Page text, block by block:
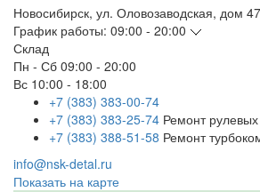
Новосибирск, ул. Оловозаводская, дом
График работы: 09:00 - 20:00
Склад
Пн - Сб 09:00 - 20:00
Вс 10:00 - 18:00
+7 (383) 383-00-74
+7 (383) 383-25-74 Ремонт
+7 (383) 388-51-58 Ремонт
info@nsk-detal.ru
Показать на карте